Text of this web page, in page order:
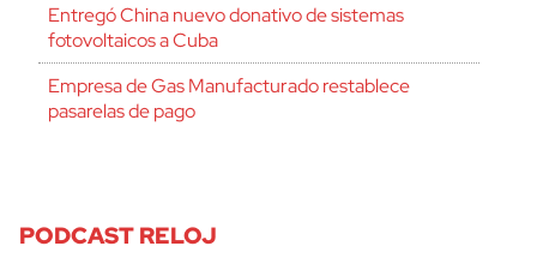
Entregó China nuevo donativo de sistemas
fotovoltaicos a Cuba
Empresa de Gas Manufacturado restablece
pasarelas de pago
PODCAST RELOJ